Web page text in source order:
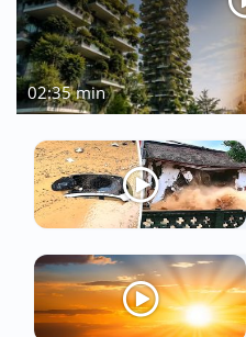
02:35 min